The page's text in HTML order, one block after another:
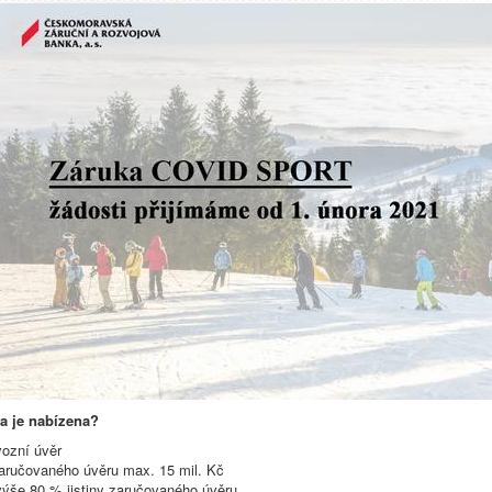
je nabízena?
úvěr
úvěru max. 15 mil. Kč